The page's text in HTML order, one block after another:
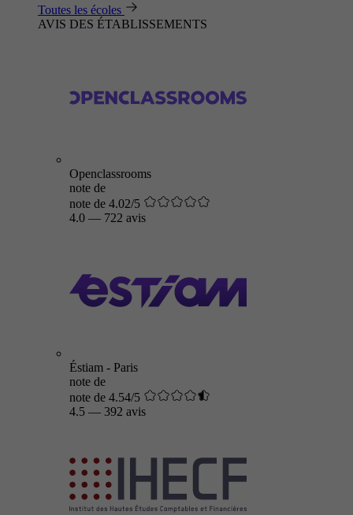
Toutes les écoles
AVIS DES ÉTABLISSEMENTS
Openclassrooms
note de
note de 4.02/5
4.0 — 722 avis
Éstiam - Paris
note de
note de 4.54/5
4.5 — 392 avis